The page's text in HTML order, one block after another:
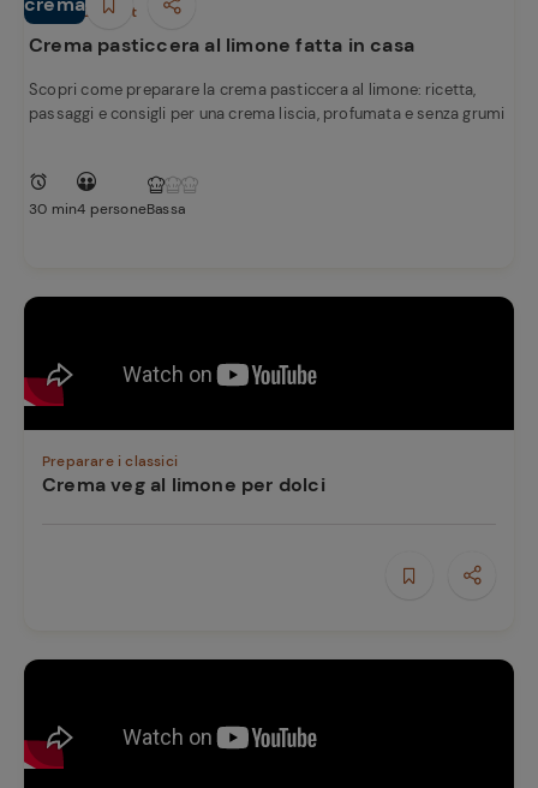
Dolci e Dessert
Crema pasticcera al limone fatta in casa
Scopri come preparare la crema pasticcera al limone: ricetta,
passaggi e consigli per una crema liscia, profumata e senza grumi
30 min4 personeBassa
Preparare i classici
Crema veg al limone per dolci